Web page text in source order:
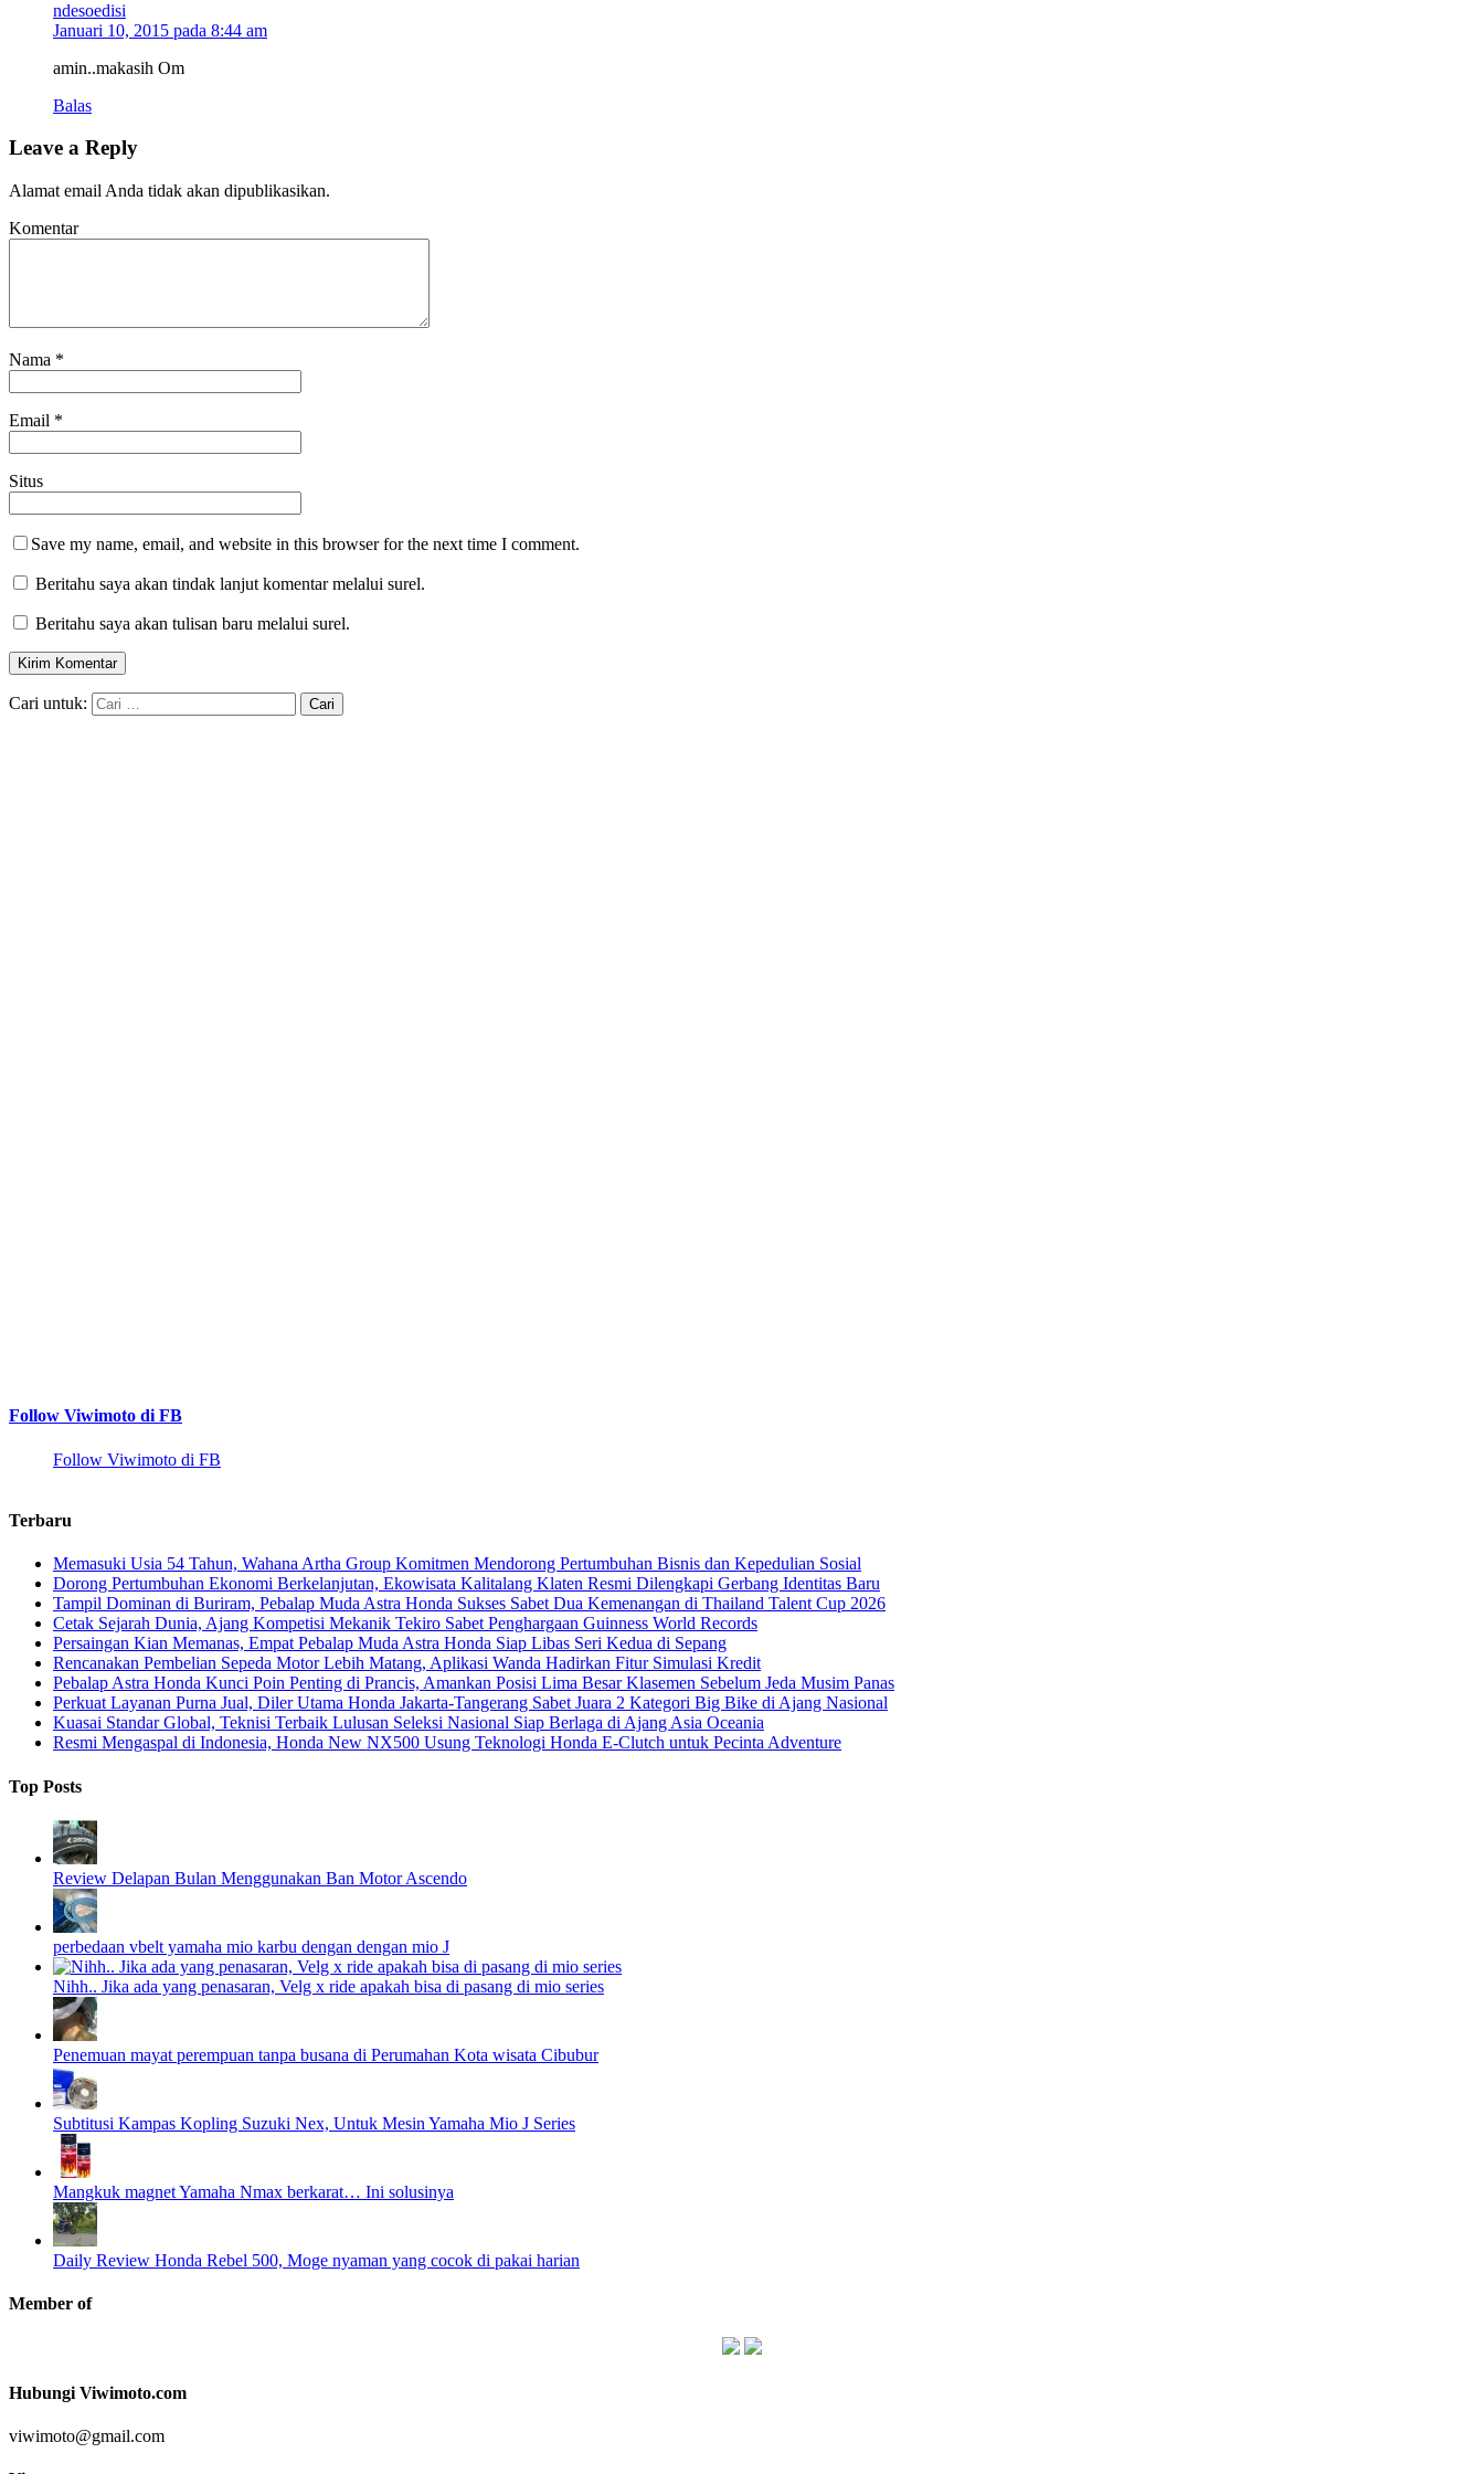
ndesoedisi
Januari 10, 2015 pada 8:44 am
amin..makasih Om
Balas
Leave a Reply
Alamat email Anda tidak akan dipublikasikan.
Komentar
Nama *
Email *
Situs
Save my name, email, and website in this browser for the next time I comment.
Beritahu saya akan tindak lanjut komentar melalui surel.
Beritahu saya akan tulisan baru melalui surel.
Cari untuk:
Follow Viwimoto di FB
Follow Viwimoto di FB
Terbaru
Memasuki Usia 54 Tahun, Wahana Artha Group Komitmen Mendorong Pertumbuhan Bisnis dan Kepedulian Sosial
Dorong Pertumbuhan Ekonomi Berkelanjutan, Ekowisata Kalitalang Klaten Resmi Dilengkapi Gerbang Identitas Baru
Tampil Dominan di Buriram, Pebalap Muda Astra Honda Sukses Sabet Dua Kemenangan di Thailand Talent Cup 2026
Cetak Sejarah Dunia, Ajang Kompetisi Mekanik Tekiro Sabet Penghargaan Guinness World Records
Persaingan Kian Memanas, Empat Pebalap Muda Astra Honda Siap Libas Seri Kedua di Sepang
Rencanakan Pembelian Sepeda Motor Lebih Matang, Aplikasi Wanda Hadirkan Fitur Simulasi Kredit
Pebalap Astra Honda Kunci Poin Penting di Prancis, Amankan Posisi Lima Besar Klasemen Sebelum Jeda Musim Panas
Perkuat Layanan Purna Jual, Diler Utama Honda Jakarta-Tangerang Sabet Juara 2 Kategori Big Bike di Ajang Nasional
Kuasai Standar Global, Teknisi Terbaik Lulusan Seleksi Nasional Siap Berlaga di Ajang Asia Oceania
Resmi Mengaspal di Indonesia, Honda New NX500 Usung Teknologi Honda E-Clutch untuk Pecinta Adventure
Top Posts
Review Delapan Bulan Menggunakan Ban Motor Ascendo
perbedaan vbelt yamaha mio karbu dengan dengan mio J
Nihh.. Jika ada yang penasaran, Velg x ride apakah bisa di pasang di mio series
Penemuan mayat perempuan tanpa busana di Perumahan Kota wisata Cibubur
Subtitusi Kampas Kopling Suzuki Nex, Untuk Mesin Yamaha Mio J Series
Mangkuk magnet Yamaha Nmax berkarat… Ini solusinya
Daily Review Honda Rebel 500, Moge nyaman yang cocok di pakai harian
Member of
Hubungi Viwimoto.com
viwimoto@gmail.com